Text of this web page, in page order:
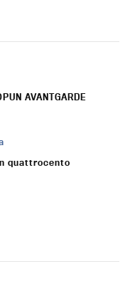
AVANTGARDE
quattrocento